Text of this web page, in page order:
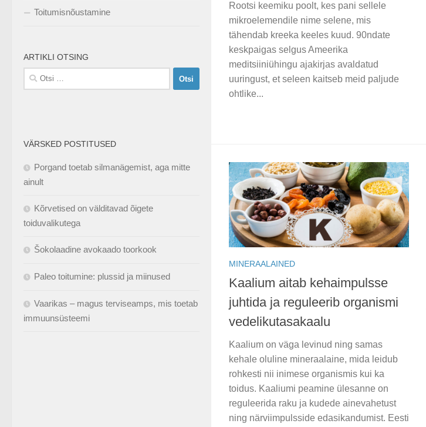
Rootsi keemiku poolt, kes pani sellele
mikroelemendile nime selene, mis
tähendab kreeka keeles kuud. 90ndate
keskpaigas selgus Ameerika
meditsiiniühingu ajakirjas avaldatud
uuringust, et seleen kaitseb meid paljude
ohtlike...
MINERAALAINED
Kaalium aitab kehaimpulsse
juhtida ja reguleerib organismi
vedelikutasakaalu
Kaalium on väga levinud ning samas
kehale oluline mineraalaine, mida leidub
rohkesti nii inimese organismis kui ka
toidus. Kaaliumi peamine ülesanne on
reguleerida raku ja kudede ainevahetust
ning närviimpulsside edasikandumist. Eesti
Toitumisnõustamine
ARTIKLI OTSING
Otsi:
VÄRSKED POSTITUSED
Porgand toetab silmanägemist, aga mitte
ainult
Kõrvetised on välditavad õigete
toiduvalikutega
Šokolaadine avokaado toorkook
Paleo toitumine: plussid ja miinused
Vaarikas – magus terviseamps, mis toetab
immuunsüsteemi